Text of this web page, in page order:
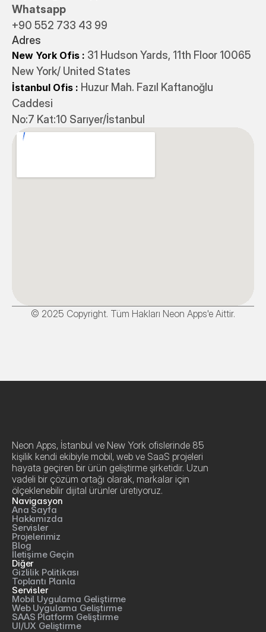
Whatsapp
+90 552 733 43 99
Adres
New York Ofis : 31 Hudson Yards, 11th Floor 10065
New York/ United States
İstanbul Ofis : Huzur Mah. Fazıl Kaftanoğlu
Caddesi
No:7 Kat:10 Sarıyer/İstanbul
© 2025 Copyright. Tüm Hakları Neon Apps'e Aittir.
Neon Apps, İstanbul ve New York ofislerinde 85
kişilik kendi ekibiyle mobil, web ve SaaS projeleri
hayata geçiren bir ürün geliştirme şirketidir. Uzun
vadeli bir çözüm ortağı olarak, markalar için
ölçeklenebilir dijital ürünler üretiyoruz.
Navigasyon
Ana Sayfa
Hakkımızda
Servisler
Projelerimiz
Blog
İletişime Geçin
Diğer
Gizlilik Politikası
Toplantı Planla
Servisler
Mobil Uygulama Geliştirme
Web Uygulama Geliştirme
SAAS Platform Geliştirme
UI/UX Geliştirme